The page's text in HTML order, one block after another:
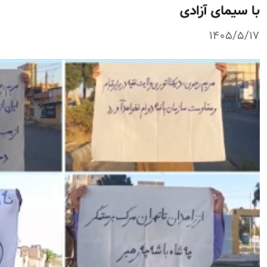
با سیمای آزادی
۱۴۰۵/۵/۱۷